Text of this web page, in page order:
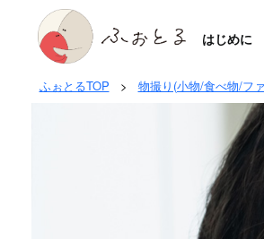
はじめに
ふぉとるTOP > 物撮り(小物/食べ物/フ